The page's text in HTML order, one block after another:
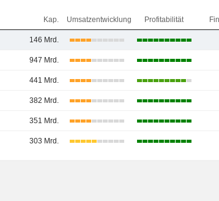
Kap. Umsatzentwicklung Profitabilität
146 Mrd.
947 Mrd.
441 Mrd.
382 Mrd.
351 Mrd.
303 Mrd.